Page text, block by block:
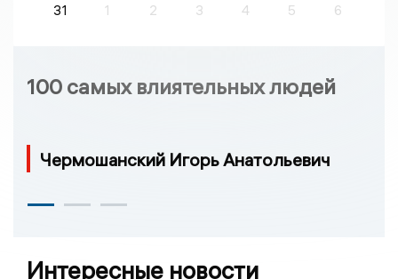
31
1 2 3 4 5 6
100 самых влиятельных людей
Чермошанский Игорь Анатольевич
Интересные новости